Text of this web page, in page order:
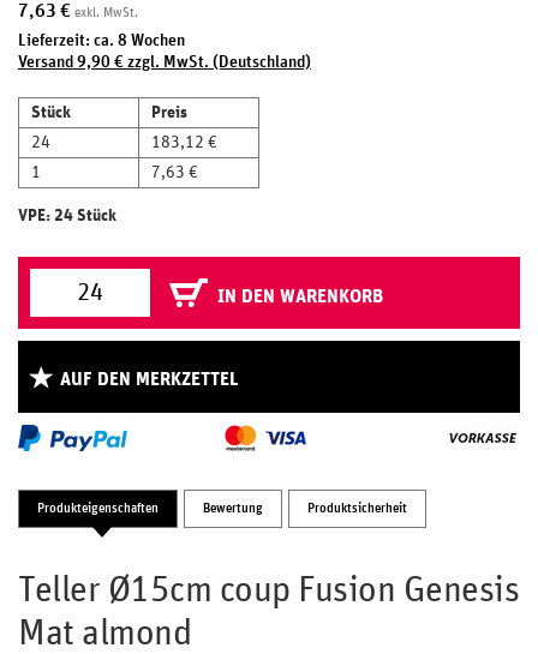
7,63 € exkl. MwSt.
Lieferzeit: ca. 8 Wochen
Versand 9,90 € zzgl. MwSt. (Deutschland)
Stück
Preis
24
183,12 €
1
7,63 €
VPE: 24 Stück
IN DEN WARENKORB
AUF DEN MERKZETTEL
Produkteigenschaften Bewertung Produktsicherheit
Teller Ø15cm coup Fusion Genesis
Mat almond